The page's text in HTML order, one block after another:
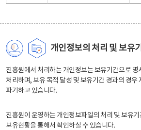
개인정보의 처리 및 보유
진흥원에서 처리하는 개인정보는 보유기간으로 명
처리하며, 보유 목적 달성 및 보유기간 경과의 경우
파기하고 있습니다.
진흥원이 운영하는 개인정보파일의 처리 및 보유
보유현황을 통해서 확인하실 수 있습니다.